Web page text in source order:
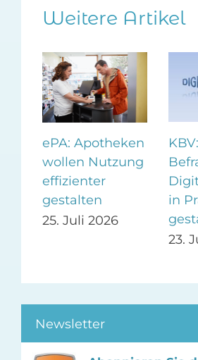
Weitere Artikel
ePA: Apotheken
wollen Nutzung
effizienter
gestalten
25. Juli 2026
in
23.
Newsletter